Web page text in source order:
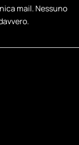
mail. Nessuno